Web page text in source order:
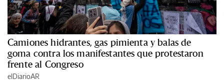
Camiones hidrantes, gas pimienta y balas de
goma contra los manifestantes que protestaron
frente al Congreso
elDiarioAR